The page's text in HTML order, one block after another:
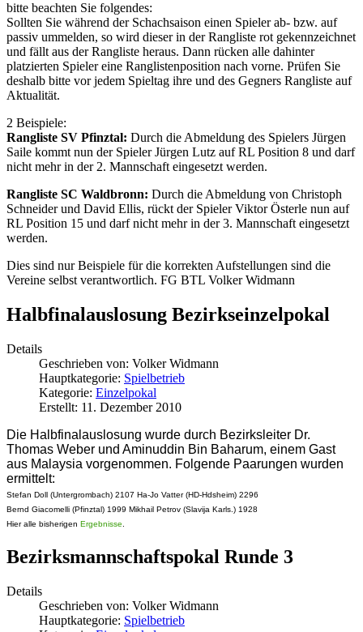
bitte beachten Sie folgendes:
Sollten Sie während der Schachsaison einen Spieler ab- bzw. auf
passiv ummelden, so wird dieser in der Rangliste rot gekennzeichnet
und fällt aus der Rangliste heraus. Dann rücken alle dahinter
platzierten Spieler eine Ranglistenposition nach vorne. Prüfen Sie
deshalb bitte vor jedem Spieltag ihre und des Gegners Rangliste auf
Aktualität.
2 Beispiele:
Rangliste SV Pfinztal: Durch die Abmeldung des Spielers Jürgen
Saile kommt nun der Spieler Jürgen Lutz auf RL Position 8 und darf
nicht mehr in der 2. Mannschaft eingesetzt werden.
Rangliste SC Waldbronn: Durch die Abmeldung von Christoph
Schneider und David Ellis, rückt der Spieler Viktor Österle nun auf
RL Position 15 und darf nicht mehr in der 3. Mannschaft eingesetzt
werden.
Dies sind nur Beispiele für die korrekten Aufstellungen sind die
Vereine selbst verantwortlich. FG BTL Volker Widmann
Halbfinalauslosung Bezirkseinzelpokal
Details
Geschrieben von: Volker Widmann
Hauptkategorie: Spielbetrieb
Kategorie: Einzelpokal
Erstellt: 11. Dezember 2010
Die Halbfinalauslosung wurde durch Bezirksleiter Dr.
Thomas Weber und Aminuddin Bin Baharum, einem Gast
aus Malaysia vorgenommen. Folgende Paarungen wurden
ermittelt:
Stefan Doll (Untergrombach) 2107 Ha-Jo Vatter (HD-Hdsheim) 2296
Bernd Giacomelli (Pfinztal) 1999 Mikhail Petrov (Slavija Karls.) 1928
Hier alle bisherigen Ergebnisse
Bezirksmannschaftspokal Runde 3
Details
Geschrieben von: Volker Widmann
Hauptkategorie: Spielbetrieb